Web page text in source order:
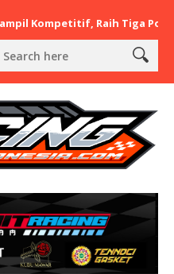
Raih Tiga Podium di